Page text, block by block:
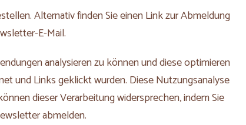
Alternativ finden Sie einen Link zur Abmeldung
E-Mail.
analysieren zu können und diese optimieren
und Links geklickt wurden. Diese Nutzungsanalyse
dieser Verarbeitung widersprechen, indem Sie
abmelden.